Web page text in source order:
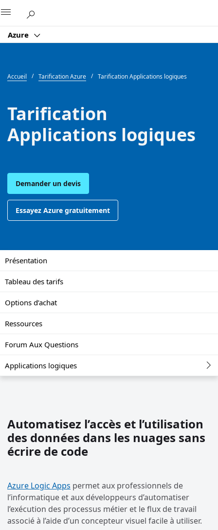
Azure
Accueil Tarification Azure Tarification Applications logiques
Tarification
Applications logiques
Demander un devis
Essayez Azure gratuitement
Présentation
Tableau des tarifs
Options d’achat
Ressources
Forum Aux Questions
Applications logiques
Automatisez l’accès et l’utilisation
des données dans les nuages sans
écrire de code
Azure Logic Apps permet aux professionnels de
l’informatique et aux développeurs d’automatiser
l’exécution des processus métier et le flux de travail
associé à l’aide d’un concepteur visuel facile à utiliser.